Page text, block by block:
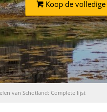
Koop de
van Schotland: Complete lijst